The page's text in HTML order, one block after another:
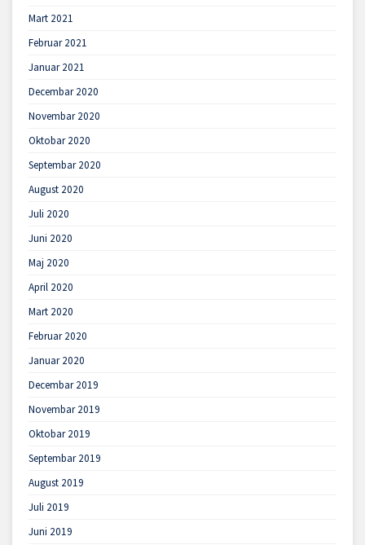
Mart 2021
Februar 2021
Januar 2021
Decembar 2020
Novembar 2020
Oktobar 2020
Septembar 2020
August 2020
Juli 2020
Juni 2020
Maj 2020
April 2020
Mart 2020
Februar 2020
Januar 2020
Decembar 2019
Novembar 2019
Oktobar 2019
Septembar 2019
August 2019
Juli 2019
Juni 2019